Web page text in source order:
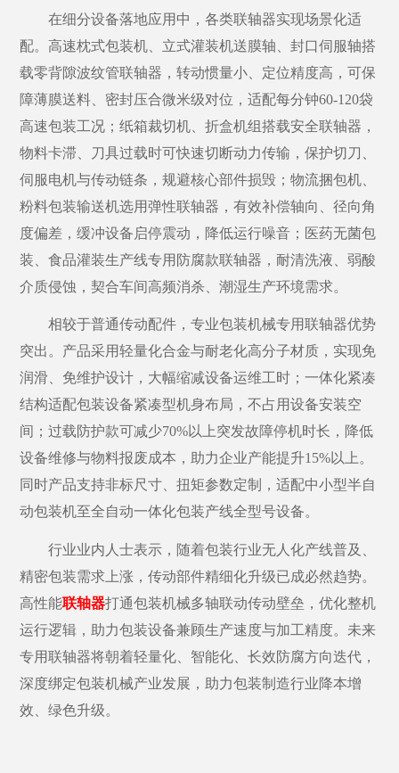
在细分设备落地应用中，各类联轴器实现场景化适
配。高速枕式包装机、立式灌装机送膜轴、封口伺服轴搭
载零背隙波纹管联轴器，转动惯量小、定位精度高，可保
障薄膜送料、密封压合微米级对位，适配每分钟60-120袋
高速包装工况；纸箱裁切机、折盒机组搭载安全联轴器，
物料卡滞、刀具过载时可快速切断动力传输，保护切刀、
伺服电机与传动链条，规避核心部件损毁；物流捆包机、
粉料包装输送机选用弹性联轴器，有效补偿轴向、径向角
度偏差，缓冲设备启停震动，降低运行噪音；医药无菌包
装、食品灌装生产线专用防腐款联轴器，耐清洗液、弱酸
介质侵蚀，契合车间高频消杀、潮湿生产环境需求。
相较于普通传动配件，专业包装机械专用联轴器优势
突出。产品采用轻量化合金与耐老化高分子材质，实现免
润滑、免维护设计，大幅缩减设备运维工时；一体化紧凑
结构适配包装设备紧凑型机身布局，不占用设备安装空
间；过载防护款可减少70%以上突发故障停机时长，降低
设备维修与物料报废成本，助力企业产能提升15%以上。
同时产品支持非标尺寸、扭矩参数定制，适配中小型半自
动包装机至全自动一体化包装产线全型号设备。
行业业内人士表示，随着包装行业无人化产线普及、
精密包装需求上涨，传动部件精细化升级已成必然趋势。
高性能联轴器打通包装机械多轴联动传动壁垒，优化整机
运行逻辑，助力包装设备兼顾生产速度与加工精度。未来
专用联轴器将朝着轻量化、智能化、长效防腐方向迭代，
深度绑定包装机械产业发展，助力包装制造行业降本增
效、绿色升级。